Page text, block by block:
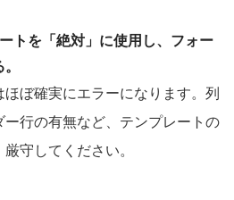
トを「絶対」に使用し、フォー
ぼ確実にエラーになります。列
行の有無など、テンプレートの
守してください。